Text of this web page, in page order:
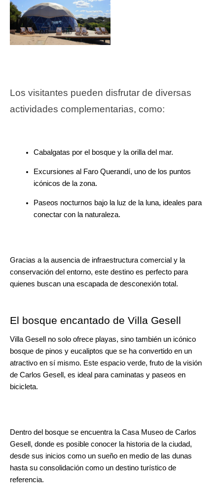
Los visitantes pueden disfrutar de diversas
actividades complementarias, como:
Cabalgatas por el bosque y la orilla del mar.
Excursiones al Faro Querandí, uno de los puntos
icónicos de la zona.
Paseos nocturnos bajo la luz de la luna, ideales para
conectar con la naturaleza.
Gracias a la ausencia de infraestructura comercial y la
conservación del entorno, este destino es perfecto para
quienes buscan una escapada de desconexión total.
El bosque encantado de Villa Gesell
Villa Gesell no solo ofrece playas, sino también un icónico
bosque de pinos y eucaliptos que se ha convertido en un
atractivo en sí mismo. Este espacio verde, fruto de la visión
de Carlos Gesell, es ideal para caminatas y paseos en
bicicleta.
Dentro del bosque se encuentra la Casa Museo de Carlos
Gesell, donde es posible conocer la historia de la ciudad,
desde sus inicios como un sueño en medio de las dunas
hasta su consolidación como un destino turístico de
referencia.